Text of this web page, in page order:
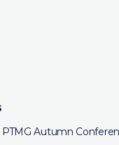
Autumn